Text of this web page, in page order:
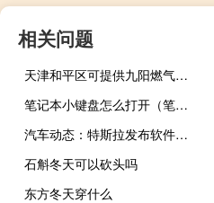
相关问题
天津和平区可提供九阳燃气灶维修服务地址在哪
笔记本小键盘怎么打开（笔记本小键盘）
汽车动态：特斯拉发布软件版本10.0 新功能
石斛冬天可以砍头吗
东方冬天穿什么